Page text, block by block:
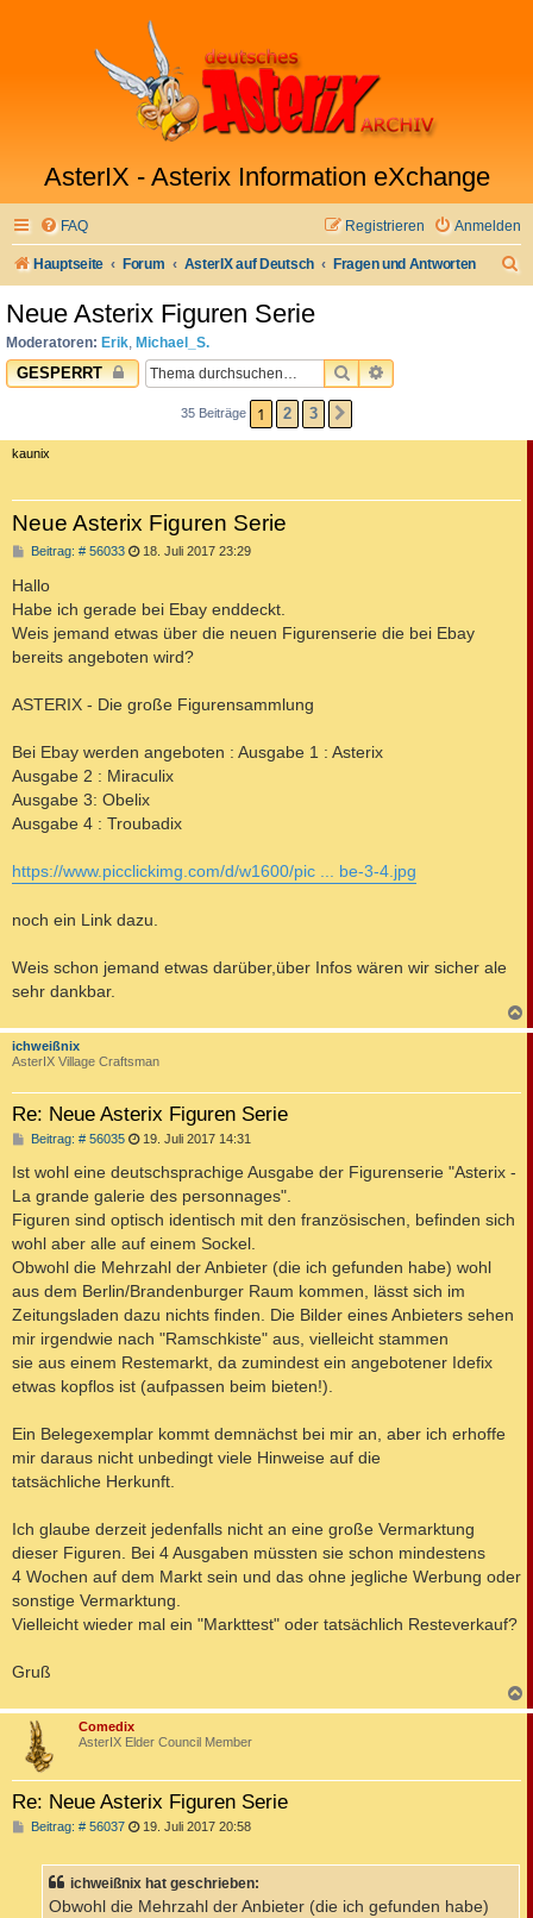
AsterIX - Asterix Information eXchange
FAQ Anmelden
Registrieren
Hauptseite Forum AsterIX auf Deutsch Fragen und Antworten
Neue Asterix Figuren Serie
Moderatoren: Erik, Michael_S.
GESPERRT SUCHEERWEITERTE
35 Beiträge 1 2 3
kaunix
Neue Asterix Figuren Serie
Beitrag: # 56033B
r
a
g
18. Juli 2017 23:29
Hallo
Habe ich gerade bei Ebay enddeckt.
Weis jemand etwas über die neuen Figurenserie die bei Ebay
bereits angeboten wird?
ASTERIX - Die große Figurensammlung
Bei Ebay werden angeboten : Ausgabe 1 : Asterix
Ausgabe 2 : Miraculix
Ausgabe 3: Obelix
Ausgabe 4 : Troubadix
https://www.picclickimg.com/d/w1600/pic ... be-3-4.jpg
noch ein Link dazu.
Weis schon jemand etwas darüber,über Infos wären wir sicher ale
sehr dankbar.
a
ichweißnix
AsterIX Village Craftsman
Re: Neue Asterix Figuren Serie
Beitrag: # 56035B
i
r
a
g
19. Juli 2017 14:31
Ist wohl eine deutschsprachige Ausgabe der Figurenserie "Asterix -
La grande galerie des personnages".
Figuren sind optisch identisch mit den französischen, befinden sich
wohl aber alle auf einem Sockel.
Obwohl die Mehrzahl der Anbieter (die ich gefunden habe) wohl
aus dem Berlin/Brandenburger Raum kommen, lässt sich im
Zeitungsladen dazu nichts finden. Die Bilder eines Anbieters sehen
mir irgendwie nach "Ramschkiste" aus, vielleicht stammen
sie aus einem Restemarkt, da zumindest ein angebotener Idefix
etwas kopflos ist (aufpassen beim bieten!).
Ein Belegexemplar kommt demnächst bei mir an, aber ich erhoffe
mir daraus nicht unbedingt viele Hinweise auf die
tatsächliche Herkunft.
Ich glaube derzeit jedenfalls nicht an eine große Vermarktung
dieser Figuren. Bei 4 Ausgaben müssten sie schon mindestens
4 Wochen auf dem Markt sein und das ohne jegliche Werbung oder
sonstige Vermarktung.
Vielleicht wieder mal ein "Markttest" oder tatsächlich Resteverkauf?
Gruß
a
Comedix
AsterIX Elder Council Member
Re: Neue Asterix Figuren Serie
Beitrag: # 56037B
r
a
19. Juli 2017 20:58
ichweißnix hat geschrieben:
Obwohl die Mehrzahl der Anbieter (die ich gefunden habe)